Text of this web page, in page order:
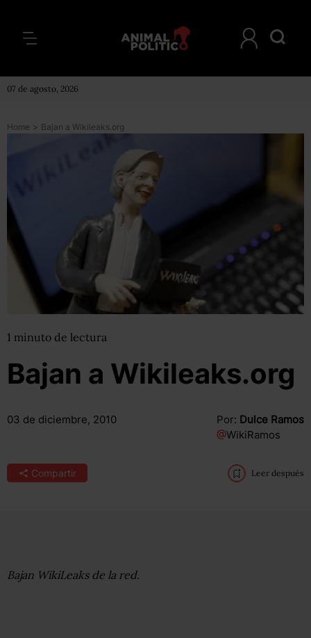
07 de agosto, 2026
Home > Bajan a Wikileaks.org
1 minuto de lectura
Bajan a Wikileaks.org
03 de diciembre, 2010 Por: Dulce Ramos
@WikiRamos
Compartir Leer después
Bajan WikiLeaks de la red.